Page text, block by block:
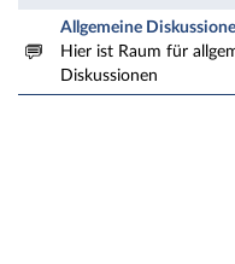
Allgemeine
Hier ist Raum für
Diskussionen